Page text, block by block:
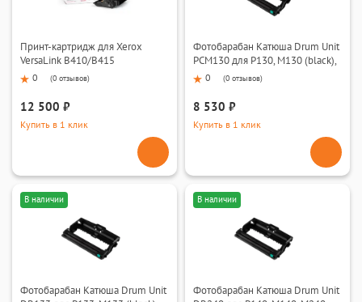
Принт-картридж для Xerox
VersaLink B410/B415
0 (0 отзывов)
12 500 ₽
Купить в 1 клик
Фотобарабан Катюша Drum Unit
PCM130 для Р130, М130 (black),
30000 стр.
0 (0 отзывов)
8 530 ₽
Купить в 1 клик
В наличии
Фотобарабан Катюша Drum Unit
В наличии
Фотобарабан Катюша Drum Unit